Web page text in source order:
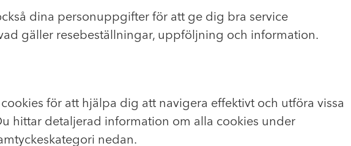
dina personuppgifter för att ge dig bra service
gäller resebeställningar, uppföljning och information.
för att hjälpa dig att navigera effektivt och utföra vissa
hittar detaljerad information om alla cookies under
nedan.